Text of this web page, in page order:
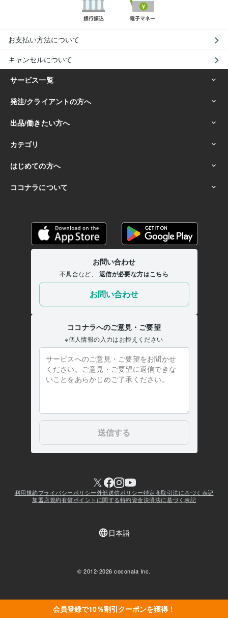
会員登録で10％割引クーポンを獲得！
お支払い方法について
キャンセルについて